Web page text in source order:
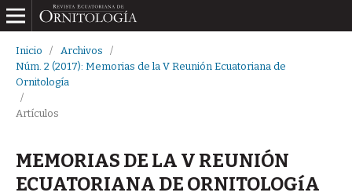
Inicio / Archivos
/
Núm. 2 (2017): Memorias de la V Reunión Ecuatoriana de
Ornitología
/
Artículos
MEMORIAS DE LA V REUNIÓN
ECUATORIANA DE ORNITOLOGíA